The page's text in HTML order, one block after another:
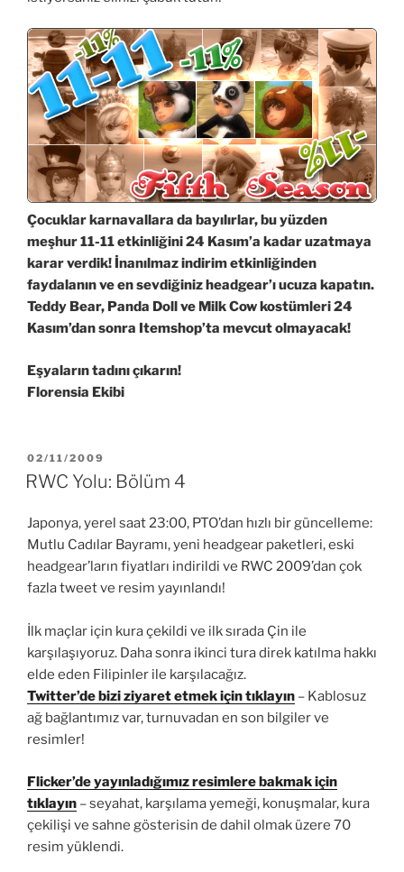
Çocuklar karnavallara da bayılırlar, bu yüzden
meşhur 11-11 etkinliğini 24 Kasım’a kadar uzatmaya
karar verdik! İnanılmaz indirim etkinliğinden
faydalanın ve en sevdiğiniz headgear’ı ucuza kapatın.
Teddy Bear, Panda Doll ve Milk Cow kostümleri24
Kasım’dan sonra Itemshop’ta mevcut olmayacak!
Eşyaların tadını çıkarın!
Florensia Ekibi
YAYIM
TARIHI
02/11/2009
RWC Yolu: Bölüm 4
Japonya, yerel saat 23:00, PTO’dan hızlı bir güncelleme:
Mutlu Cadılar Bayramı, yeni headgear paketleri, eski
headgear’ların fiyatları indirildi ve RWC 2009’dan çok
fazla tweet ve resim yayınlandı!
İlk maçlar için kura çekildi ve ilk sırada Çin ile
karşılaşıyoruz. Daha sonra ikinci tura direk katılma hakkı
elde eden Filipinler ile karşılacağız.
Twitter’de bizi ziyaret etmek için tıklayın – Kablosuz
ağ bağlantımız var, turnuvadan en son bilgiler ve
resimler!
Flicker’de yayınladığımız resimlere bakmak için
tıklayın – seyahat, karşılama yemeği, konuşmalar, kura
çekilişi ve sahne gösterisin de dahil olmak üzere 70
resim yüklendi.